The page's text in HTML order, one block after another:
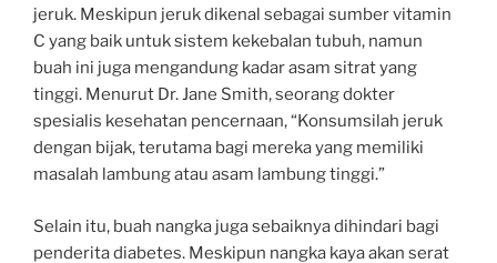
jeruk. Meskipun jeruk dikenal sebagai sumber vitamin
C yang baik untuk sistem kekebalan tubuh, namun
buah ini juga mengandung kadar asam sitrat yang
tinggi. Menurut Dr. Jane Smith, seorang dokter
spesialis kesehatan pencernaan, “Konsumsilah jeruk
dengan bijak, terutama bagi mereka yang memiliki
masalah lambung atau asam lambung tinggi.”
Selain itu, buah nangka juga sebaiknya dihindari bagi
penderita diabetes. Meskipun nangka kaya akan serat